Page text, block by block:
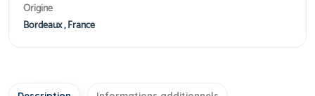
Origine
Bordeaux , France